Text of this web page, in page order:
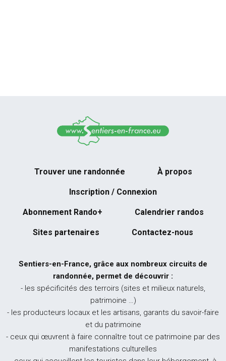
Trouver une randonnée À propos
Inscription / Connexion
Abonnement Rando+ Calendrier randos
Sites partenaires Contactez-nous
Sentiers-en-France, grâce aux nombreux circuits de
randonnée, permet de découvrir :
- les spécificités des terroirs (sites et milieux naturels,
patrimoine …)
- les producteurs locaux et les artisans, garants du savoir-faire
et du patrimoine
- ceux qui œuvrent à faire connaître tout ce patrimoine par des
manifestations culturelles